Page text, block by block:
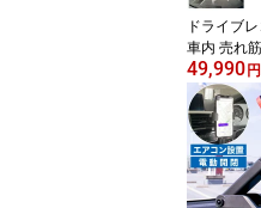
ドライブ
車内 売れ
メラ 外車
理店 メー
ラレコ 360
メラ 取付
N5 車内撮
GB対応 イ
スマホ連
49,990 円